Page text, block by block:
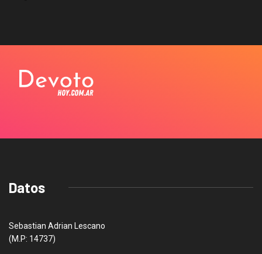
Datos
Sebastian Adrian Lescano
(M.P: 14737)